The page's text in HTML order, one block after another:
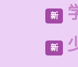
新
新